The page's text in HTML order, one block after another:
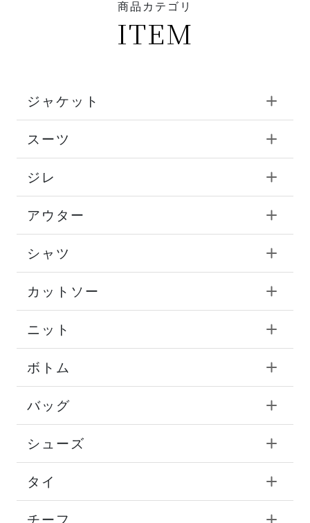
商品カテゴリ
ITEM
ジャケット
スーツ
ジレ
アウター
シャツ
カットソー
ニット
ボトム
バッグ
シューズ
タイ
チーフ